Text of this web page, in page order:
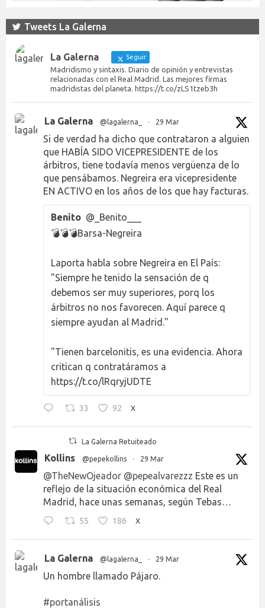
Tweets La Galerna
La Galerna Seguir
Madridismo y sintaxis. Diario de opinión y entrevistas
relacionadas con el Real Madrid. Las mejores firmas
madridistas del planeta. https://t.co/zLS1tzeb3h
La Galerna @lagalerna_ · 29 Mar
Si de verdad ha dicho que contrataron a alguien
que HABÍA SIDO VICEPRESIDENTE de los
árbitros, tiene todavía menos vergüenza de lo
que pensábamos. Negreira era vicepresidente
EN ACTIVO en los años de los que hay facturas.
Benito @_Benito___
💣💣💣Barsa-Negreira
Laporta habla sobre Negreira en El País:
"Siempre he tenido la sensación de q
debemos ser muy superiores, porq los
árbitros no nos favorecen. Aquí parece q
siempre ayudan al Madrid."
"Tienen barcelonitis, es una evidencia. Ahora
critican q contratáramos a
https://t.co/lRqryjUDTE
33 92 X
La Galerna Retuiteado
Kollins @pepekollins · 29 Mar
@TheNewOjeador @pepealvarezzz Este es un
reflejo de la situación económica del Real
Madrid, hace unas semanas, según Tebas…
55 186 X
La Galerna @lagalerna_ · 29 Mar
Un hombre llamado Pájaro.
#portanálisis